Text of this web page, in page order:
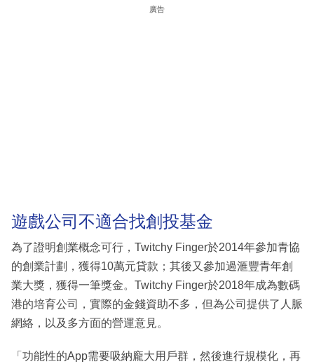
廣告
遊戲公司不適合找創投基金
為了證明創業概念可行，Twitchy Finger於2014年參加青協
的創業計劃，獲得10萬元貸款；其後又參加過滙豐青年創
業大獎，獲得一筆獎金。Twitchy Finger於2018年成為數碼
港的培育公司，實際的金錢資助不多，但為公司提供了人脈
網絡，以及多方面的營運意見。
「功能性的App需要吸納龐大用戶群，然後進行規模化，再